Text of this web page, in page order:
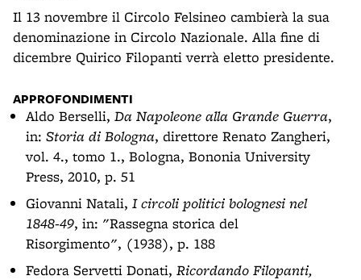
Il 13 novembre il Circolo Felsineo cambierà la sua
denominazione in Circolo Nazionale. Alla fine di
dicembre Quirico Filopanti verrà eletto presidente.
APPROFONDIMENTI
Aldo Berselli, Da Napoleone alla Grande Guerra,
in: Storia di Bologna, direttore Renato Zangheri,
vol. 4., tomo 1., Bologna, Bononia University
Press, 2010, p. 51
Giovanni Natali, I circoli politici bolognesi nel
1848-49, in: "Rassegna storica del
Risorgimento", (1938), p. 188
Fedora Servetti Donati, Ricordando Filopanti,